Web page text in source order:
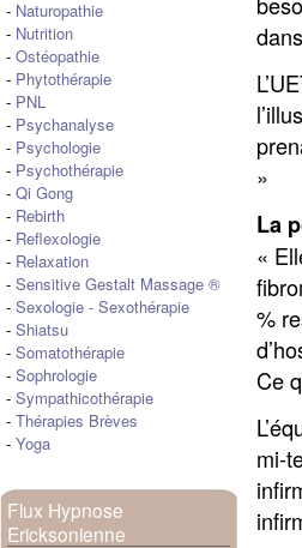
- Naturopathie
- Nutrition
- Ostéopathie
- Phytothérapie
- PNL
- Psychanalyse
- Psychologie
- Psychothérapie
- Qi Gong
- Rebirth
- Reflexologie
- Relaxation
- Sensitive Gestalt Massage ®
- Sexologie - Sexothérapie
- Shiatsu
- Somatothérapie
- Sophrologie
- Sympathicothérapie
- Thérapies Brèves
- Yoga
Flux Hypnose
Ericksonienne
»
La
«
%
Ce
mi-